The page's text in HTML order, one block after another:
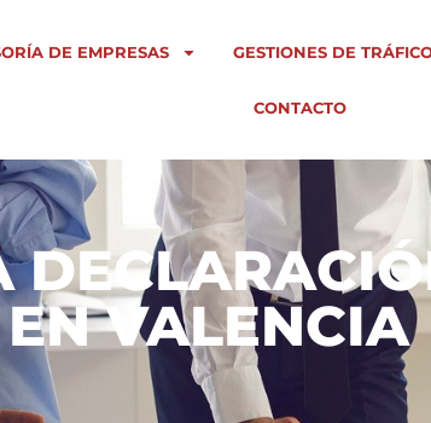
DE EMPRESAS GESTIONES DE
CONTACTO
EN VALENCIA